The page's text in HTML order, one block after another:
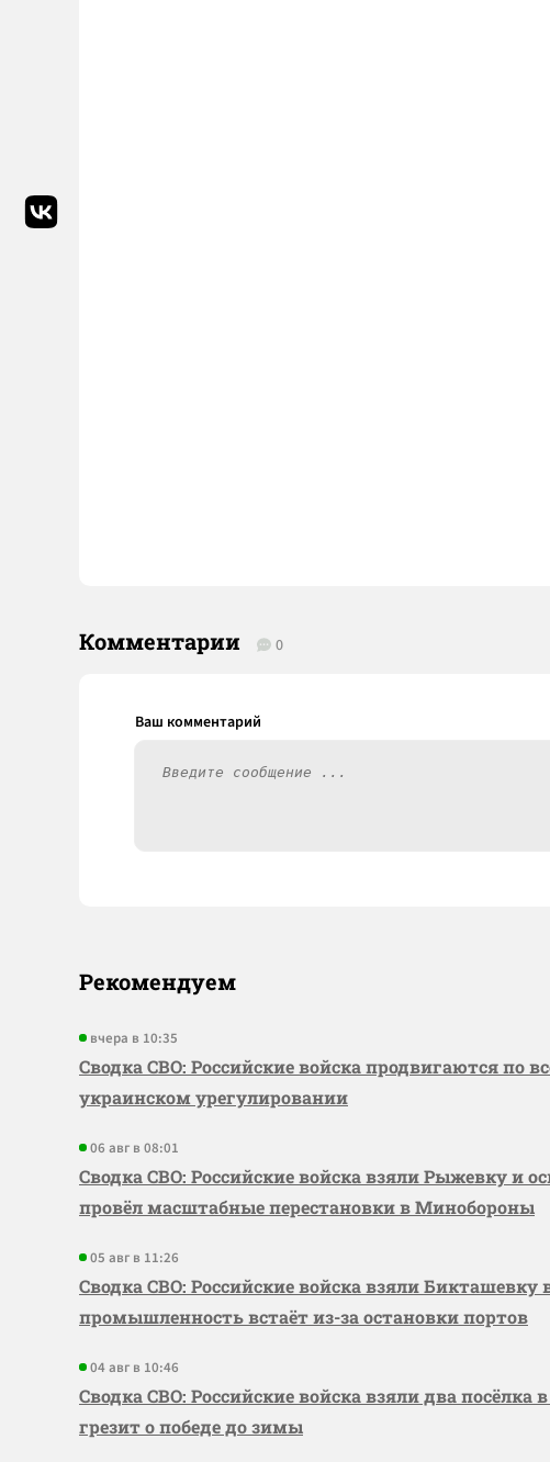
Комментарии 0
Рекомендуем
вчера в 10:35
Сводка СВО: Российские войска продвигаются по
украинском урегулировании
06 авг в 08:01
Сводка СВО: Российские войска взяли Рыжевку и
провёл масштабные перестановки в Минобороны
05 авг в 11:26
Сводка СВО: Российские войска взяли Бикташевку
промышленность встаёт из-за остановки портов
04 авг в 10:46
Сводка СВО: Российские войска взяли два посёлка
грезит о победе до зимы